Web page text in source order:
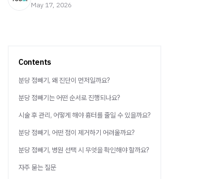
May 17, 2026
Contents
분당 점빼기, 왜 진단이 먼저일까요?
분당 점빼기는 어떤 순서로 진행되나요?
시술 후 관리, 어떻게 해야 흉터를 줄일 수 있을까요?
분당 점빼기, 어떤 점이 제거하기 어려울까요?
분당 점빼기, 병원 선택 시 무엇을 확인해야 할까요?
자주 묻는 질문